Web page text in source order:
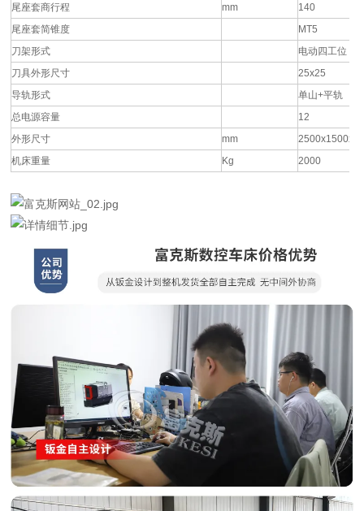
尾座套商行程
mm
140
尾座套简锥度
MT5
刀架形式
电动四工位
刀具外形尺寸
25x25
导轨形式
单山+平轨
总电源容量
12
外形尺寸
mm
机床重量
Kg 2000